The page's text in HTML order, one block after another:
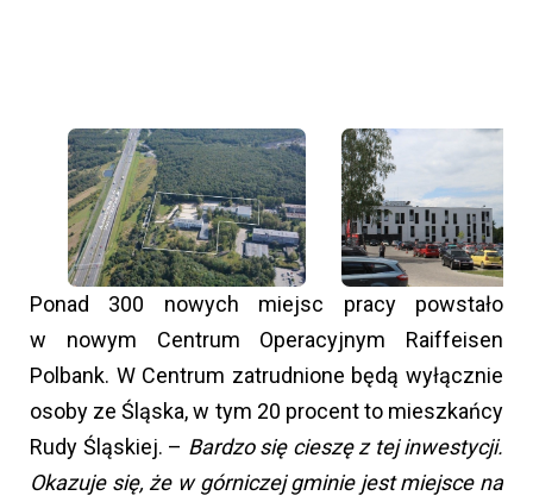
Ponad 300 nowych miejsc pracy powstało
w nowym Centrum Operacyjnym Raiffeisen
Polbank. W Centrum zatrudnione będą wyłącznie
osoby ze Śląska, w tym 20 procent to mieszkańcy
Rudy Śląskiej. – Bardzo się cieszę z tej inwestycji.
Okazuje się, że w górniczej gminie jest miejsce na